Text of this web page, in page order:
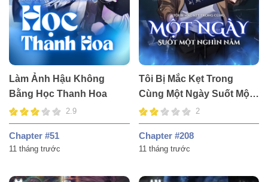
Làm Ảnh Hậu Không
Bằng Học Thanh Hoa
2.9
Chapter #51
11 tháng trước
Tôi Bị Mắc Kẹt Trong
Cùng Một Ngày Suốt Một
Nghìn Năm
2
Chapter #208
11 tháng trước